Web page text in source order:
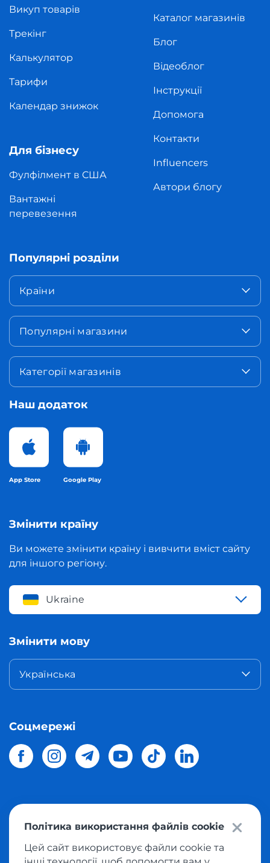
Викуп товарів
Трекінг
Калькулятор
Тарифи
Календар знижок
Для бізнесу
Фулфілмент в США
Вантажні
перевезення
Каталог магазинів
Блог
Відеоблог
Інструкції
Допомога
Контакти
Influencers
Автори блогу
Популярні розділи
Країни
Популярні магазини
Категорії магазинів
Наш додаток
App Store Google Play
Змінити країну
Ви можете змінити країну і вивчити вміст сайту
для іншого регіону.
Ukraine
Змінити мову
Українська
Соцмережі
магазинів світу в Україну.Всі права захищені
Політика використання файлів cookie
Цей сайт використовує файли cookie та